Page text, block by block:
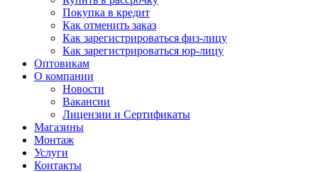
Покупка в кредит
Как отменить заказ
Как зарегистрироваться физ-лицу
Как зарегистрироваться юр-лицу
Оптовикам
О компании
Новости
Вакансии
Лицензии и Сертификаты
Магазины
Монтаж
Услуги
Контакты